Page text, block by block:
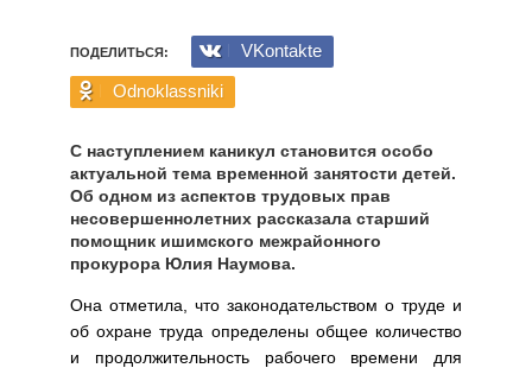
ПОДЕЛИТЬСЯ:
VKontakte
Odnoklassniki
С наступлением каникул становится особо
актуальной тема временной занятости детей.
Об одном из аспектов трудовых прав
несовершеннолетних рассказала старший
помощник ишимского межрайонного
прокурора Юлия Наумова.
Она отметила, что законодательством о труде и
об охране труда определены общее количество
и продолжительность рабочего времени для